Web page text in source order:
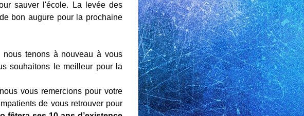
sauver l'école. La levée des
bon augure pour la prochaine
nous tenons à nouveau à vous
souhaitons le meilleur pour la
vous remercions pour votre
de vous retrouver pour